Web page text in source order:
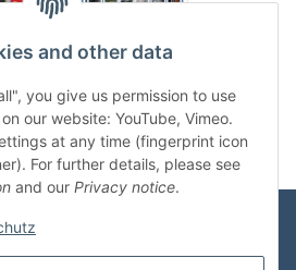
and other data
you give us permission to use
our website: YouTube, Vimeo.
at any time (fingerprint icon
For further details, please see
and our Privacy notice.